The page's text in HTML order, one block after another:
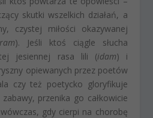
skutki wszelkich działań, a
czystej miłości okazywanej
). Jeśli ktoś ciągle słucha
jesiennej rasa lili (idam) i
opiewanych przez poetów
czy też poetycko gloryfikuje
przenika go całkowicie
gdy cierpi na chorobę